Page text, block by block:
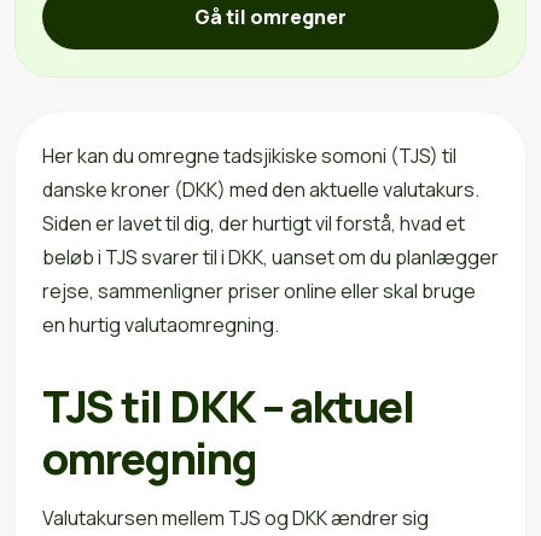
Gå til omregner
Her kan du omregne tadsjikiske somoni (TJS) til
danske kroner (DKK) med den aktuelle valutakurs.
Siden er lavet til dig, der hurtigt vil forstå, hvad et
beløb i TJS svarer til i DKK, uanset om du planlægger
rejse, sammenligner priser online eller skal bruge
en hurtig valutaomregning.
TJS til DKK – aktuel
omregning
Valutakursen mellem TJS og DKK ændrer sig